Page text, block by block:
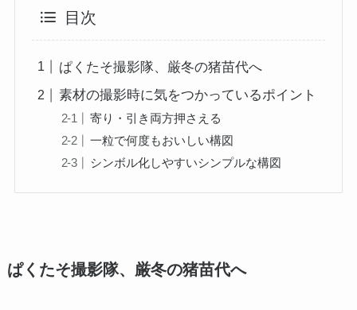
目次
ぱくたそ撮影隊、厳冬の猪苗代へ
素材の撮影時に気をつかっているポイント
寄り・引き両方押さえる
一粒で何度もおいしい構図
シンボル化しやすいシンプルな構図
ぱくたそ撮影隊、厳冬の猪苗代へ